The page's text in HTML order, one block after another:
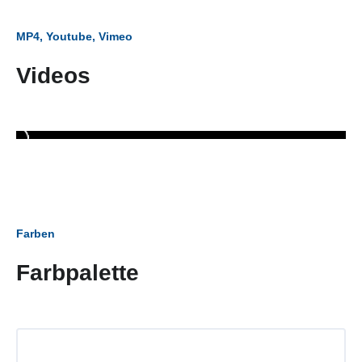
MP4, Youtube, Vimeo
Videos
Farben
Farbpalette